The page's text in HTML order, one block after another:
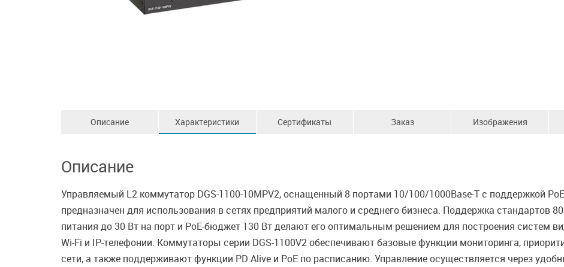
Описание Характеристики Сертификаты Заказ Изображения
Описание
Управляемый L2 коммутатор DGS-1100-10MPV2, оснащенный 8 портами 10/100/1000Base-T с поддержкой
предназначен для использования в сетях предприятий малого и среднего бизнеса. Поддержка стандартов
питания до 30 Вт на порт и PoE-бюджет 130 Вт делают его оптимальным решением для построения систем
Wi-Fi и IP-телефонии. Коммутаторы серии DGS-1100V2 обеспечивают базовые функции мониторинга,
сети, а также поддерживают функции PD Alive и PoE по расписанию. Управление осуществляется через